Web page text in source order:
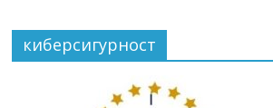
киберсигурност